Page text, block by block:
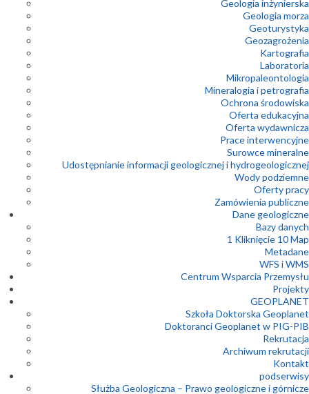
Geologia inżynierska
Geologia morza
Geoturystyka
Geozagrożenia
Kartografia
Laboratoria
Mikropaleontologia
Mineralogia i petrografia
Ochrona środowiska
Oferta edukacyjna
Oferta wydawnicza
Prace interwencyjne
Surowce mineralne
Udostępnianie informacji geologicznej i hydrogeologicznej
Wody podziemne
Oferty pracy
Zamówienia publiczne
Dane geologiczne
Bazy danych
1 Kliknięcie 10 Map
Metadane
WFS i WMS
Centrum Wsparcia Przemysłu
Projekty
GEOPLANET
Szkoła Doktorska Geoplanet
Doktoranci Geoplanet w PIG-PIB
Rekrutacja
Archiwum rekrutacji
Kontakt
podserwisy
Służba Geologiczna – Prawo geologiczne i górnicze